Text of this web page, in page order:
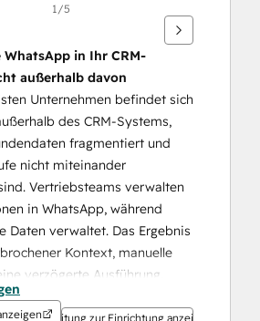
1/5
WhatsApp in Ihr CRM-
außerhalb davon
Unternehmen befindet sich
des CRM-Systems,
fragmentiert und
nicht miteinander
Vertriebsteams verwalten
in WhatsApp, während
Daten verwaltet. Das Ergebnis
Kontext, manuelle
verzögerte Ausführung.
die beiden Systeme zu
Anleitung zur Einrichtung anzeigen